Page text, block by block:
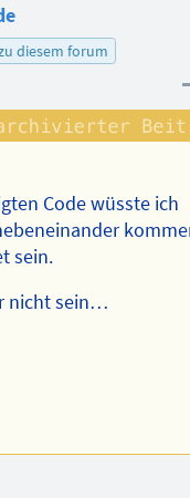
diesem forum
Code wüsste ich
sein.
nicht sein…